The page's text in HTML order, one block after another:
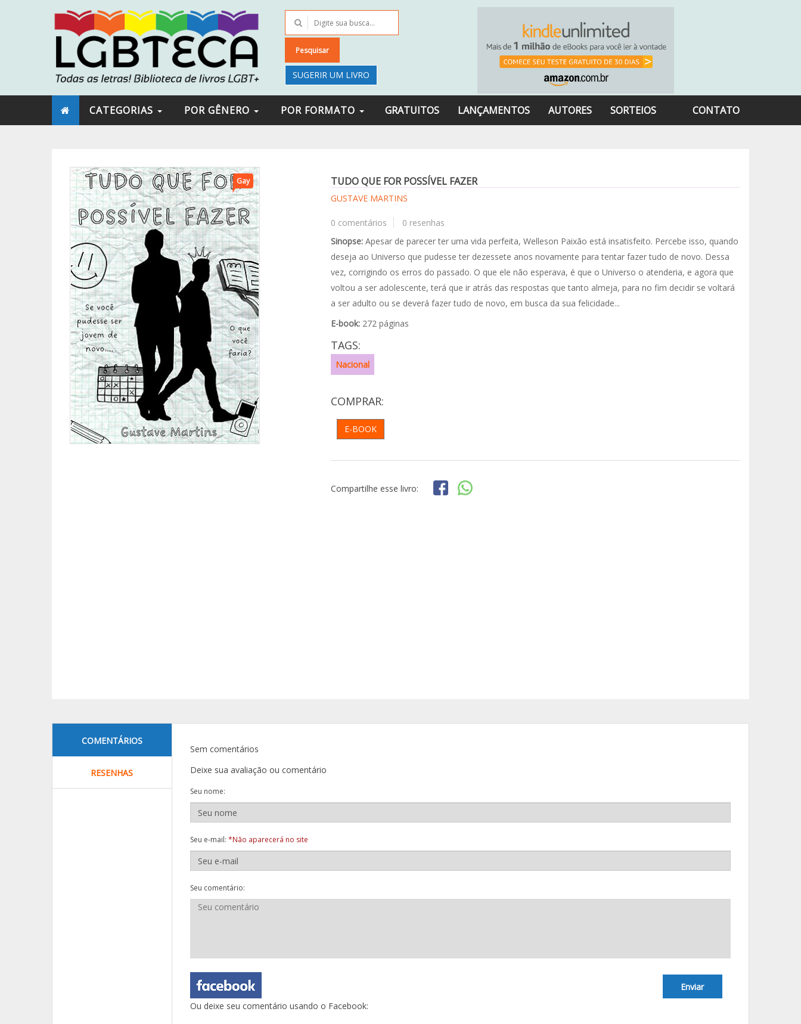
Pesquisar
SUGERIR UM LIVRO
CATEGORIAS POR GÊNERO POR FORMATO GRATUITOS LANÇAMENTOS AUTORES SORTEIOS CONTATO
Gay TUDO QUE FOR POSSÍVEL FAZER
GUSTAVE MARTINS
0 comentários
0 resenhas
Sinopse: Apesar de parecer ter uma vida perfeita, Welleson Paixão está insatisfeito. Percebe isso, quando
deseja ao Universo que pudesse ter dezessete anos novamente para tentar fazer tudo de novo. Dessa
vez, corrigindo os erros do passado. O que ele não esperava, é que o Universo o atenderia, e agora que
voltou a ser adolescente, terá que ir atrás das respostas que tanto almeja, para no fim decidir se voltará
a ser adulto ou se deverá fazer tudo de novo, em busca da sua felicidade...
E-book: 272 páginas
TAGS:
Nacional
COMPRAR:
E-BOOK
Compartilhe esse livro:
COMENTÁRIOS
RESENHAS
Sem comentários
Deixe sua avaliação ou comentário
Seu nome:
Seu e-mail: *Não aparecerá no site
Seu comentário:
Enviar
Ou deixe seu comentário usando o Facebook: